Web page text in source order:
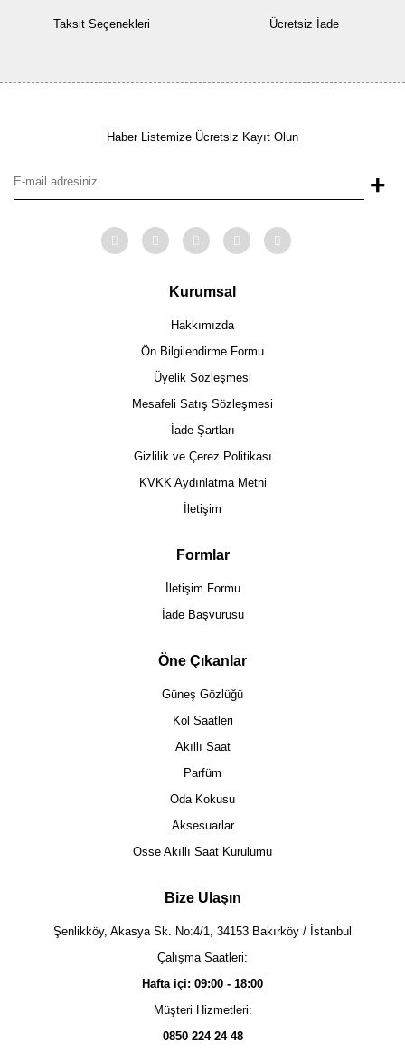
Taksit Seçenekleri Ücretsiz İade
Haber Listemize Ücretsiz Kayıt Olun
+
Kurumsal
Hakkımızda
Ön Bilgilendirme Formu
Üyelik Sözleşmesi
Mesafeli Satış Sözleşmesi
İade Şartları
Gizlilik ve Çerez Politikası
KVKK Aydınlatma Metni
İletişim
Formlar
İletişim Formu
İade Başvurusu
Öne Çıkanlar
Güneş Gözlüğü
Kol Saatleri
Akıllı Saat
Parfüm
Oda Kokusu
Aksesuarlar
Osse Akıllı Saat Kurulumu
Bize Ulaşın
Şenlikköy, Akasya Sk. No:4/1, 34153 Bakırköy / İstanbul
Çalışma Saatleri:
Hafta içi: 09:00 - 18:00
Müşteri Hizmetleri:
0850 224 24 48